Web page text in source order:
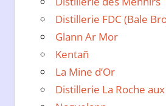
Distillerie FDC (Bale
Glann Ar Mor
Kentañ
La Mine d’Or
Distillerie La Roche